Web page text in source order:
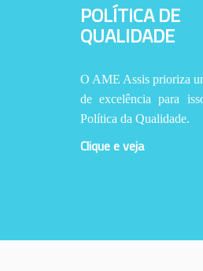
POLÍTICA DE
QUALIDADE
O AME Assis prioriza
de excelência para
Política da Qualidade.
Clique e veja